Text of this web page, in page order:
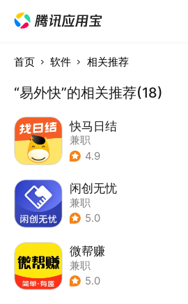
首页 软件 相关推荐
“易外快”的相关推荐(18)
快马日结
兼职
4.9
闲创无忧
兼职
5.0
微帮赚
兼职
5.0